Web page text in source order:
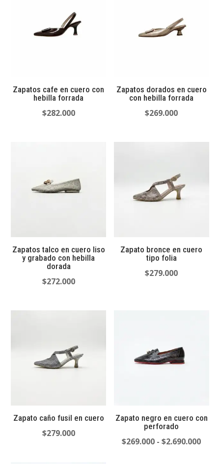
Zapatos cafe en cuero con
hebilla forrada
$282.000
Zapatos dorados en cuero
con hebilla forrada
$269.000
Zapatos talco en cuero liso
y grabado con hebilla
dorada
$272.000
Zapato bronce en cuero
tipo folia
$279.000
Zapato caño fusil en cuero
$279.000
Zapato negro en cuero con
perforado
$269.000 - $2.690.000